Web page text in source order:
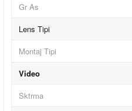
Gr As
Lens Tipi
Montaj Tipi
Video
Sktrma